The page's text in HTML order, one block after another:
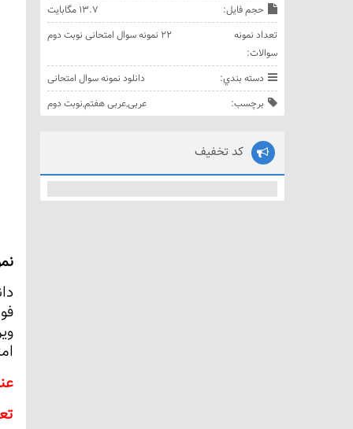
حجم فايل:
13.7 مگابایت
تعداد نمونه
سوالات:
22 نمونه سوال امتحانی نوبت دوم
دسته بندي:
دانلود نمونه سوال امتحانی
برچسب:
عربی,عربی هفتم,نوبت دوم
کد تخفیف